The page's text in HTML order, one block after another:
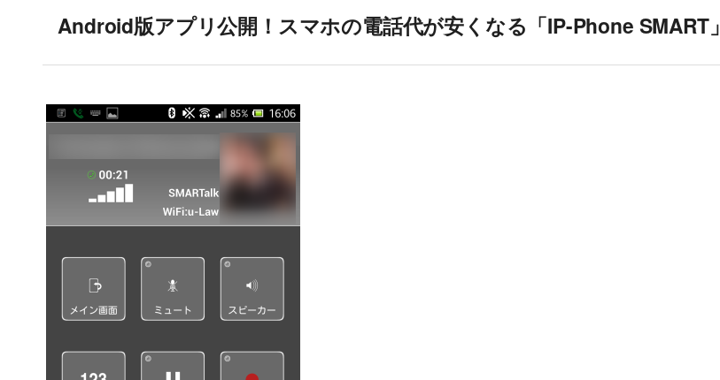
Android版アプリ公開！スマホの電話代が安くなる「IP-Phone SMART」